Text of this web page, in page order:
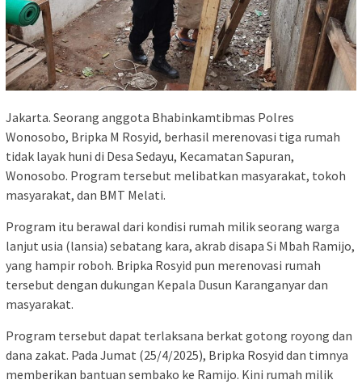
Jakarta. Seorang anggota Bhabinkamtibmas Polres
Wonosobo, Bripka M Rosyid, berhasil merenovasi tiga rumah
tidak layak huni di Desa Sedayu, Kecamatan Sapuran,
Wonosobo. Program tersebut melibatkan masyarakat, tokoh
masyarakat, dan BMT Melati.
Program itu berawal dari kondisi rumah milik seorang warga
lanjut usia (lansia) sebatang kara, akrab disapa Si Mbah Ramijo,
yang hampir roboh. Bripka Rosyid pun merenovasi rumah
tersebut dengan dukungan Kepala Dusun Karanganyar dan
masyarakat.
Program tersebut dapat terlaksana berkat gotong royong dan
dana zakat. Pada Jumat (25/4/2025), Bripka Rosyid dan timnya
memberikan bantuan sembako ke Ramijo. Kini rumah milik